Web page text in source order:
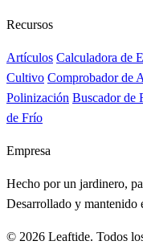
Recursos
Artículos Calculadora de
Cultivo Comprobador de
Polinización Buscador de
de Frío
Empresa
Hecho por un jardinero,
Desarrollado y mantenido
© 2026 Leaftide. Todos